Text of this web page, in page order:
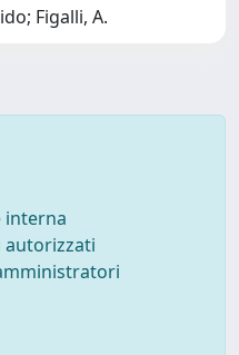
Figalli, A.
interna